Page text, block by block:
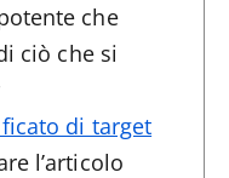
che
ciò che si
di target
l’articolo